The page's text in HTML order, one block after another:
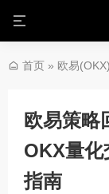
首页 » 欧易
欧易策略
OKX量化
指南